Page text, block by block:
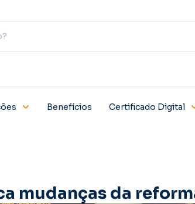
Benefícios Certificado Digital
mudanças da